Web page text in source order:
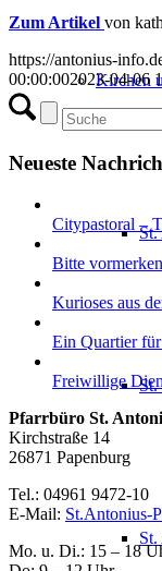
Kirchen
St.
St.
St.
Zum Artikel von
https://antonius-
00:00:002023-04-06
Neueste
Citypastoral –
Bitte
Kurioses aus
Ein Quartier
Freiwillige
Pfarrbüro St.
Kirchstraße 14
26871 Papenburg
Tel.: 04961 9472-10
E-Mail: St.Antonius-
Mo. u. Di.: 15 – 18